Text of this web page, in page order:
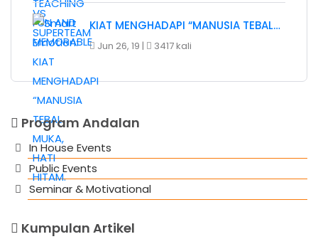
KIAT MENGHADAPI “MANUSIA TEBAL…
Jun 26, 19 | 3417 kali
Program Andalan
In House Events
Public Events
Seminar & Motivational
Kumpulan Artikel